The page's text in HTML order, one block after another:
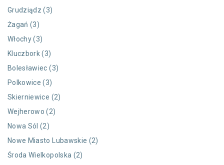
Grudziądz (3)
Żagań (3)
Włochy (3)
Kluczbork (3)
Bolesławiec (3)
Polkowice (3)
Skierniewice (2)
Wejherowo (2)
Nowa Sól (2)
Nowe Miasto Lubawskie (2)
Środa Wielkopolska (2)